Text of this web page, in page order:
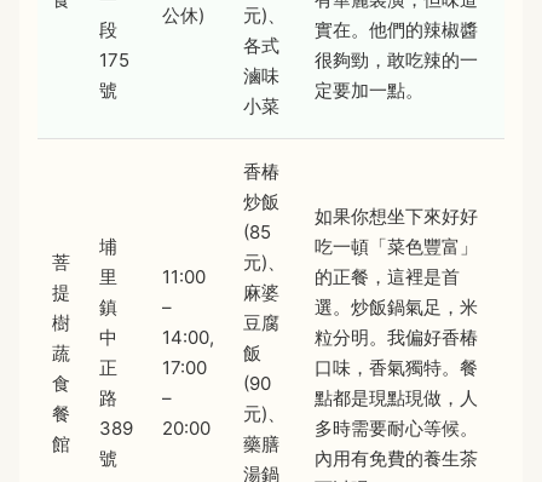
段
175
號
公休)
元)、
各式
滷味
小菜
實在。他們的辣椒醬
很夠勁，敢吃辣的一
定要加一點。
菩
提
樹
蔬
食
餐
館
埔
里
鎮
中
正
路
389
號
11:00
–
14:00,
17:00
–
20:00
香椿
炒飯
(85
元)、
麻婆
豆腐
飯
(90
元)、
藥膳
湯鍋
如果你想坐下來好好
吃一頓「菜色豐富」
的正餐，這裡是首
選。炒飯鍋氣足，米
粒分明。我偏好香椿
口味，香氣獨特。餐
點都是現點現做，人
多時需要耐心等候。
內用有免費的養生茶